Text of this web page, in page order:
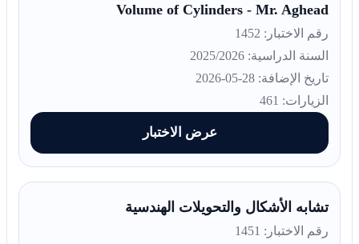
Volume of Cylinders - Mr. Aghead
رقم الاختبار: 1452
السنة الدراسية: 2025/2026
تاريخ الإضافة: 28-05-2026
الزيارات: 461
عرض الاختبار
تشابه الأشكال والتحويلات الهندسية
رقم الاختبار: 1451